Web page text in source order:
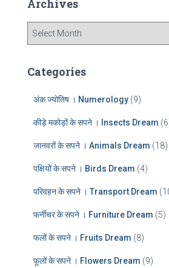
h
f
r
Archives
h
Categories
अंक ज्योतिष । Numerology (9)
कीड़े मकोड़ों के सपने । Insects Dream
जानवरों के सपने । Animals Dream (18)
पक्षियों के सपने । Birds Dream (4)
परिवहन के सपने । Transport Dream
फर्नीचर के सपने । Furniture Dream (5)
फलों के सपने । Fruits Dream (8)
फूलों के सपने । Flowers Dream (9)